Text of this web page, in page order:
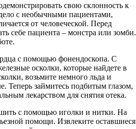
свою склонность к
с необычными пациентами,
от человеческой. Перед
себе пациента – монстра или зомби.
с помощью фонендоскопа. С
осколки, которые найдете в
возьмите немного льда и
Теперь займитесь подбитым глазом,
лекарством для снятия отека.
с помощью иголки и нитки. На
помощи. Извлеките оставшиеся